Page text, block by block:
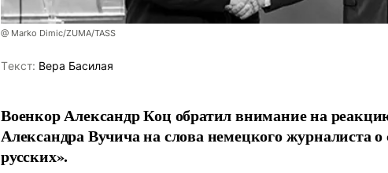
@ Marko Dimic/ZUMA/TASS
Tекст: Вера Басилая
Военкор Александр Коц обратил внимание на
Александра Вучича на слова немецкого журналиста о
русских».